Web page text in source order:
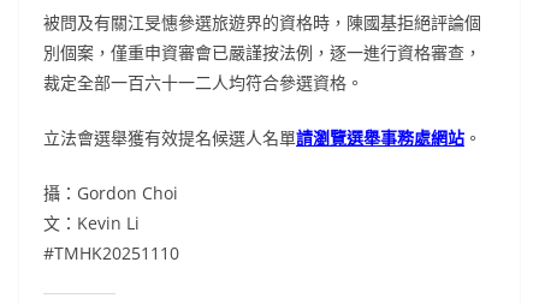
被問及有關江旻憓參選旅遊界的資格時，陳國基拒絕評論個
別個案，僅重申資審會已嚴謹按法例，逐一進行資格審查，
裁定全部一百六十一二人均符合參選資格。
立法會選舉獲有效提名候選人名單請瀏覽選舉事務處網站 。
攝：Gordon Choi
文：Kevin Li
#TMHK20251110